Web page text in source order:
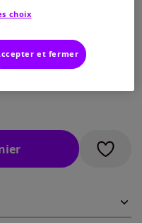
choix
et fermer